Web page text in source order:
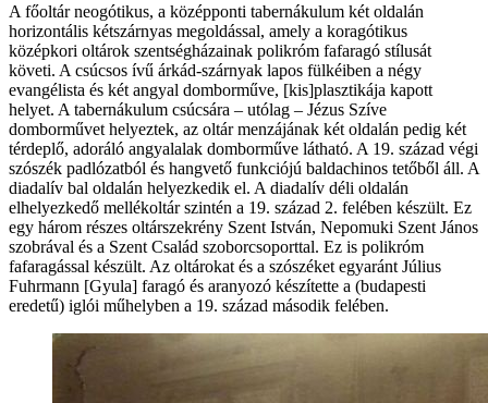
A főoltár neogótikus, a középponti tabernákulum két oldalán
horizontális kétszárnyas megoldással, amely a koragótikus
középkori oltárok szentségházainak polikróm fafaragó stílusát
követi. A csúcsos ívű árkád-szárnyak lapos fülkéiben a négy
evangélista és két angyal domborműve, [kis]plasztikája kapott
helyet. A tabernákulum csúcsára – utólag – Jézus Szíve
domborművet helyeztek, az oltár menzájának két oldalán pedig két
térdeplő, adoráló angyalalak domborműve látható. A 19. század végi
szószék padlózatból és hangvető funkciójú baldachinos tetőből áll. A
diadalív bal oldalán helyezkedik el. A diadalív déli oldalán
elhelyezkedő mellékoltár szintén a 19. század 2. felében készült. Ez
egy három részes oltárszekrény Szent István, Nepomuki Szent János
szobrával és a Szent Család szoborcsoporttal. Ez is polikróm
fafaragással készült. Az oltárokat és a szószéket egyaránt Július
Fuhrmann [Gyula] faragó és aranyozó készítette a (budapesti
eredetű) iglói műhelyben a 19. század második felében.